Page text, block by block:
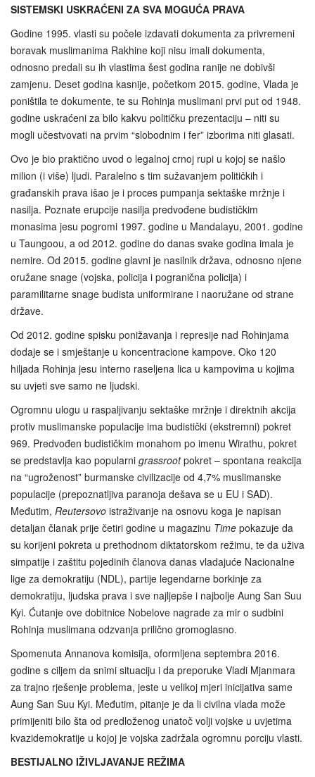
SISTEMSKI USKRAĆENI ZA SVA MOGUĆA PRAVA
Godine 1995. vlasti su počele izdavati dokumenta za privremeni
boravak muslimanima Rakhine koji nisu imali dokumenta,
odnosno predali su ih vlastima šest godina ranije ne dobivši
zamjenu. Deset godina kasnije, početkom 2015. godine, Vlada je
poništila te dokumente, te su Rohinja muslimani prvi put od 1948.
godine uskraćeni za bilo kakvu političku prezentaciju – niti su
mogli učestvovati na prvim “slobodnim i fer” izborima niti glasati.
Ovo je bio praktično uvod o legalnoj crnoj rupi u kojoj se našlo
milion (i više) ljudi. Paralelno s tim sužavanjem političkih i
građanskih prava išao je i proces pumpanja sektaške mržnje i
nasilja. Poznate erupcije nasilja predvođene budističkim
monasima jesu pogromi 1997. godine u Mandalayu, 2001. godine
u Taungoou, a od 2012. godine do danas svake godina imala je
nemire. Od 2015. godine glavni je nasilnik država, odnosno njene
oružane snage (vojska, policija i pogranična policija) i
paramilitarne snage budista uniformirane i naoružane od strane
države.
Od 2012. godine spisku ponižavanja i represije nad Rohinjama
dodaje se i smještanje u koncentracione kampove. Oko 120
hiljada Rohinja jesu interno raseljena lica u kampovima u kojima
su uvjeti sve samo ne ljudski.
Ogromnu ulogu u raspaljivanju sektaške mržnje i direktnih akcija
protiv muslimanske populacije ima budistički (ekstremni) pokret
969. Predvođen budističkim monahom po imenu Wirathu, pokret
se predstavlja kao popularni grassrootpokret – spontana reakcija
na “ugroženost” burmanske civilizacije od 4,7% muslimanske
populacije (prepoznatljiva paranoja dešava se u EU i SAD).
Međutim, Reutersovo istraživanje na osnovu koga je napisan
detaljan članak prije četiri godine u magazinu Time pokazuje da
su korijeni pokreta u prethodnom diktatorskom režimu, te da uživa
simpatije i zaštitu pojedinih članova danas vladajuće Nacionalne
lige za demokratiju (NDL), partije legendarne borkinje za
demokratiju, ljudska prava i sve najljepše i najbolje Aung San Suu
Kyi. Ćutanje ove dobitnice Nobelove nagrade za mir o sudbini
Rohinja muslimana odzvanja prilično gromoglasno.
Spomenuta Annanova komisija, oformljena septembra 2016.
godine s ciljem da snimi situaciju i da preporuke Vladi Mjanmara
za trajno rješenje problema, jeste u velikoj mjeri inicijativa same
Aung San Suu Kyi. Međutim, pitanje je da li civilna vlada može
primijeniti bilo šta od predloženog unatoč volji vojske u uvjetima
kvazidemokratije u kojoj je vojska zadržala ogromnu porciju vlasti.
BESTIJALNO IŽIVLJAVANJE REŽIMA